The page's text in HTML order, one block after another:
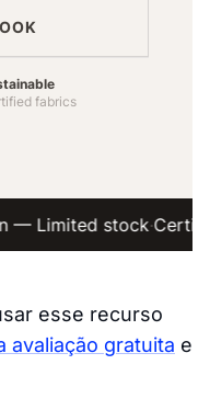
esse recurso
avaliação gratuita e